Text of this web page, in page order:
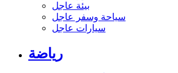
بيئة عاجل
سياحة وسفر عاجل
سيارات عاجل
رياضة